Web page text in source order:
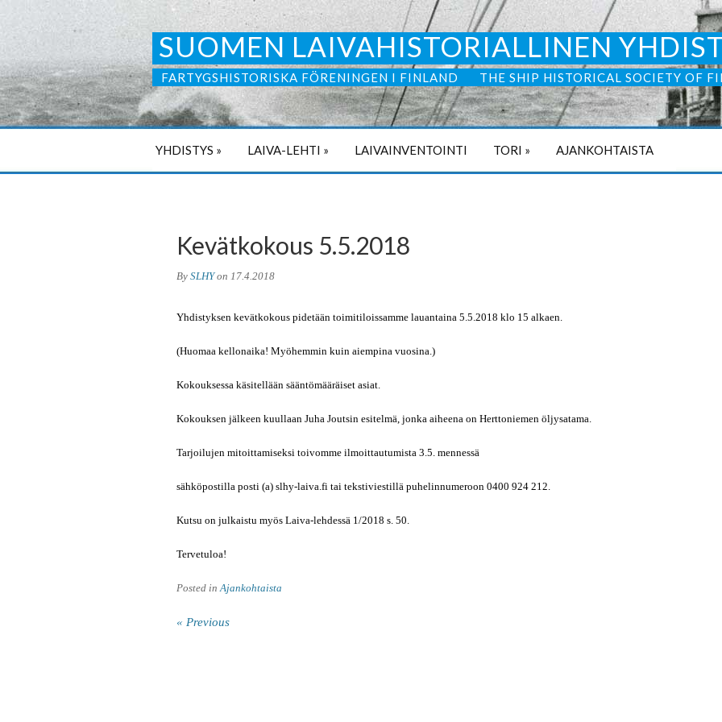
SUOMEN LAIVAHISTORIALLINEN
FARTYGSHISTORISKA FÖRENINGEN I FINLAND THE SHIP HISTORICAL SOCIETY OF
YHDISTYS » LAIVA-LEHTI » LAIVAINVENTOINTI TORI » AJANKOHTAISTA
Kevätkokous 5.5.2018
By SLHYon 17.4.2018
Yhdistyksen kevätkokous pidetään toimitiloissamme lauantaina 5.5.2018 klo 15 alkaen.
(Huomaa kellonaika! Myöhemmin kuin aiempina vuosina.)
Kokouksessa käsitellään sääntömääräiset asiat.
Kokouksen jälkeen kuullaan Juha Joutsin esitelmä, jonka aiheena on Herttoniemen öljysatama.
Tarjoilujen mitoittamiseksi toivomme ilmoittautumista 3.5. mennessä
sähköpostilla posti (a) slhy-laiva.fi tai tekstiviestillä puhelinnumeroon 0400 924 212.
Kutsu on julkaistu myös Laiva-lehdessä 1/2018 s. 50.
Tervetuloa!
Posted inAjankohtaista
« Previous